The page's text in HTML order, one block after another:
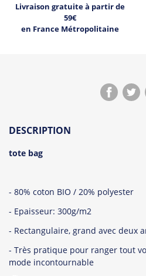
Livraison gratuite à partir de
59€
en France Métropolitaine
DESCRIPTION
tote bag
- 80% coton BIO / 20% polyester
- Epaisseur: 300g/m2
- Rectangulaire, grand avec deux
- Très pratique pour ranger tout
mode incontournable